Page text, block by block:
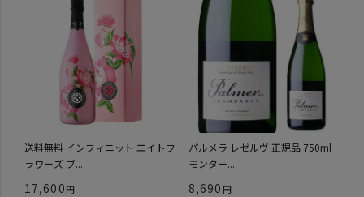
送料無料 インフィニット エイトフ
ラワーズ ブ...
17,600
パルメラ レゼルヴ 正規品 750ml
モンター...
8,690